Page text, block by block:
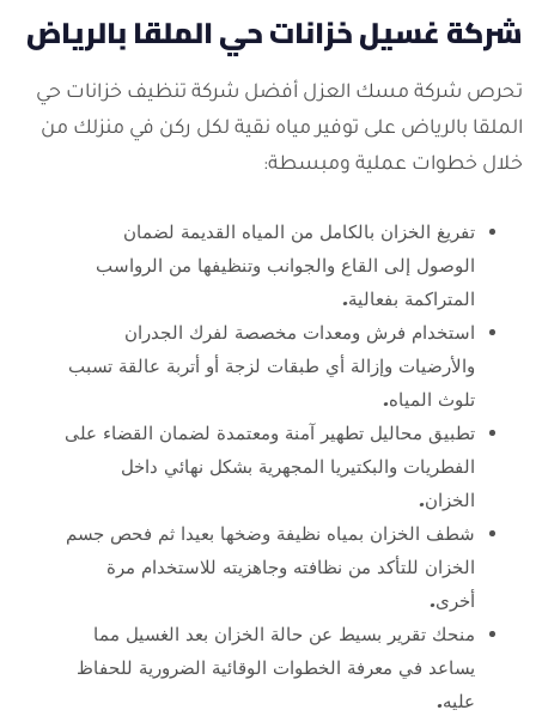
شركة غسيل خزانات حي الملقا بالرياض
تحرص شركة مسك العزل أفضل شركة تنظيف خزانات حي
الملقا بالرياض على توفير مياه نقية لكل ركن في منزلك من
خلال خطوات عملية ومبسطة:
تفريغ الخزان بالكامل من المياه القديمة لضمان
الوصول إلى القاع والجوانب وتنظيفها من الرواسب
المتراكمة بفعالية.
استخدام فرش ومعدات مخصصة لفرك الجدران
والأرضيات وإزالة أي طبقات لزجة أو أتربة عالقة تسبب
تلوث المياه.
تطبيق محاليل تطهير آمنة ومعتمدة لضمان القضاء على
الفطريات والبكتيريا المجهرية بشكل نهائي داخل
الخزان.
شطف الخزان بمياه نظيفة وضخها بعيدا ثم فحص جسم
الخزان للتأكد من نظافته وجاهزيته للاستخدام مرة
أخرى.
منحك تقرير بسيط عن حالة الخزان بعد الغسيل مما
يساعد في معرفة الخطوات الوقائية الضرورية للحفاظ
عليه.